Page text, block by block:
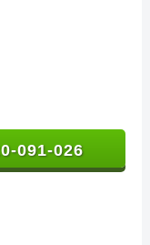
091-026